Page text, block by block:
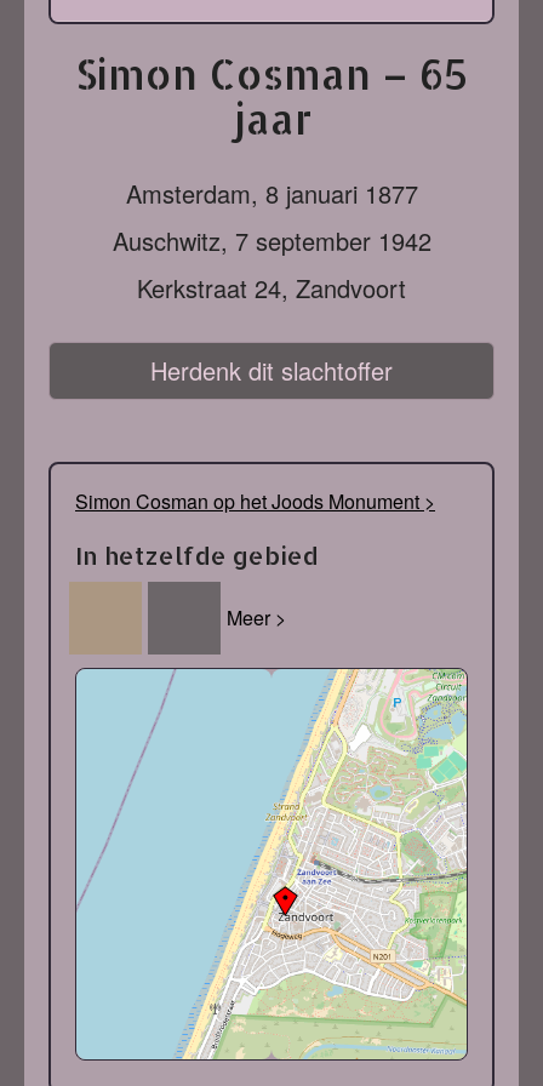
Simon Cosman – 65
jaar
Amsterdam, 8 januari 1877
Auschwitz, 7 september 1942
Kerkstraat 24, Zandvoort
Herdenk dit slachtoffer
Simon Cosman op het Joods Monument >
In hetzelfde gebied
Meer >